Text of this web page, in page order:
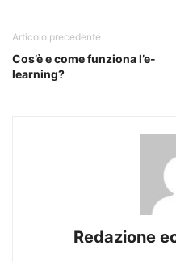
Articolo precedente
Cos’è e come funziona l’e-
learning?
Redazione